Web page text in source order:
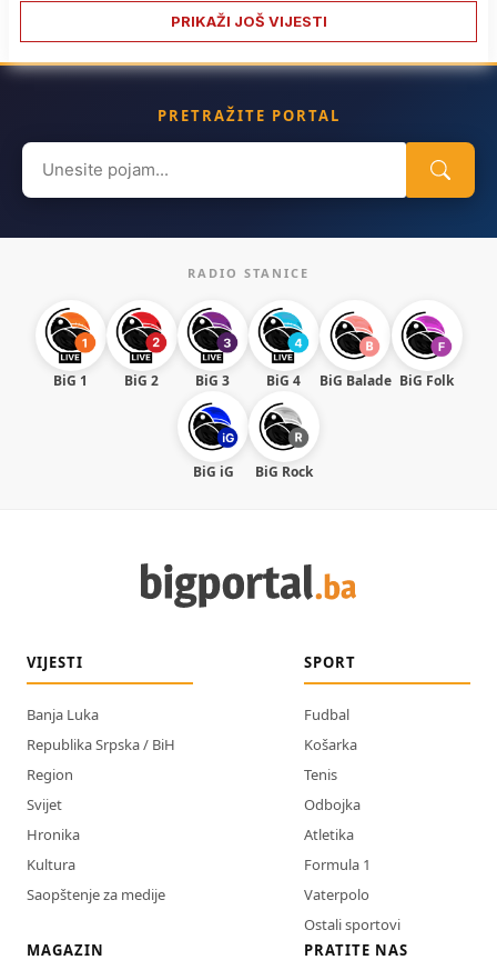
PRIKAŽI JOŠ VIJESTI
PRETRAŽITE PORTAL
Search
for:
RADIO STANICE
BiG 1 BiG 2 BiG 3 BiG 4 BiG Balade BiG Folk
BiG iG BiG Rock
VIJESTI
Banja Luka
Republika Srpska / BiH
Region
Svijet
Hronika
Kultura
Saopštenje za medije
SPORT
Fudbal
Košarka
Tenis
Odbojka
Atletika
Formula 1
Vaterpolo
Ostali sportovi
MAGAZIN
PRATITE NAS